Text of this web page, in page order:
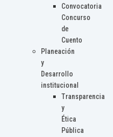
Convocatoria
Concurso
de
Cuento
Planeación
y
Desarrollo
institucional
Transparencia
y
Ética
Pública